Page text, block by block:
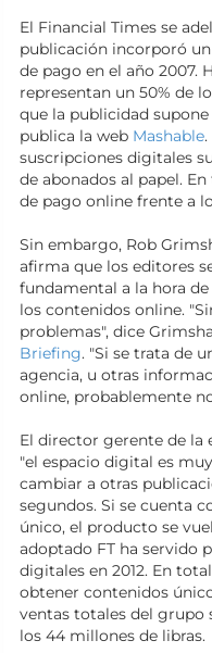
El Financial Times se
publicación incorporó
de pago en el año 2007.
representan un 50% de
que la publicidad
publica la web Mashable.
suscripciones digitales
de abonados al papel.
de pago online frente a
Sin embargo, Rob
afirma que los editores
fundamental a la hora
los contenidos online.
problemas", dice
Briefing. "Si se trata de
agencia, u otras
online, probablemente
El director gerente de la
"el espacio digital es
cambiar a otras
segundos. Si se cuenta
único, el producto se
adoptado FT ha servido
digitales en 2012. En
obtener contenidos
ventas totales del grupo
los 44 millones de libras.